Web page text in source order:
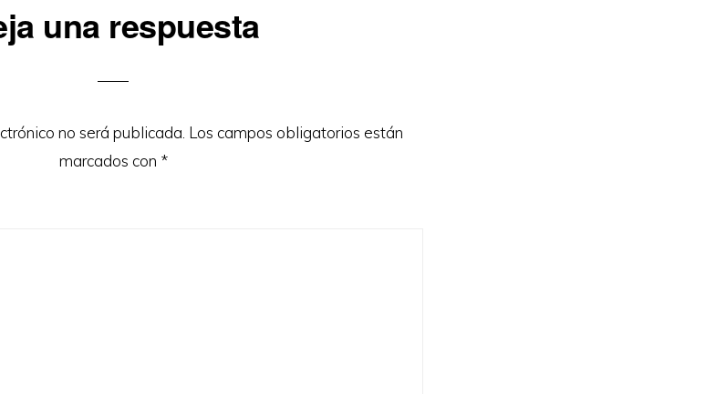
una respuesta
no será publicada. Los campos obligatorios están
marcados con *